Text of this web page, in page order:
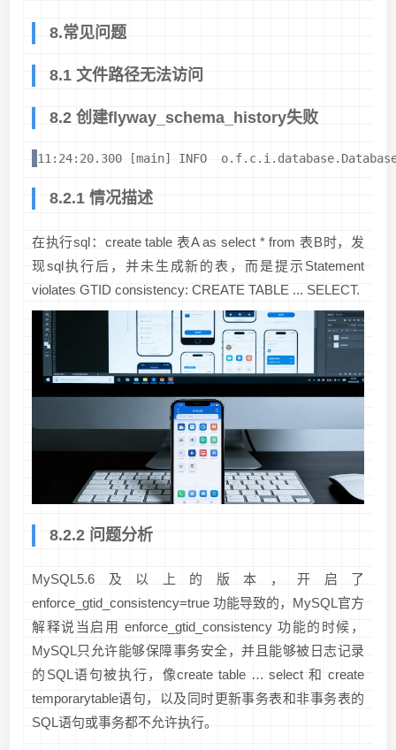
8.常见问题
8.1 文件路径无法访问
8.2 创建flyway_schema_history失败
11:24:20.300 [main] INFO
8.2.1 情况描述
在执行sql：create table 表A as select * from 表B时，发
现sql执行后，并未生成新的表，而是提示Statement
violates GTID consistency: CREATE TABLE ... SELECT.
8.2.2 问题分析
MySQL5.6及以上的版本，开启了
enforce_gtid_consistency=true 功能导致的，MySQL官方
解释说当启用 enforce_gtid_consistency 功能的时候，
MySQL只允许能够保障事务安全，并且能够被日志记录
的SQL语句被执行，像create table … select 和 create
temporarytable语句，以及同时更新事务表和非事务表的
SQL语句或事务都不允许执行。